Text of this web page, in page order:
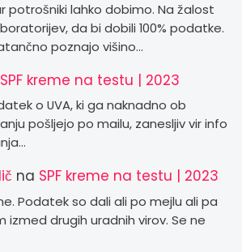
potrošniki lahko dobimo. Na žalost
da bi dobili 100% podatke.
poznajo višino…
SPF kreme na testu | 2023
o UVA, ki ga naknadno ob
pošljejo po mailu, zanesljiv vir info
na SPF kreme na testu | 2023
Podatek so dali ali po mejlu ali pa
izmed drugih uradnih virov. Se ne